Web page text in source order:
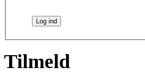
Tilmeld